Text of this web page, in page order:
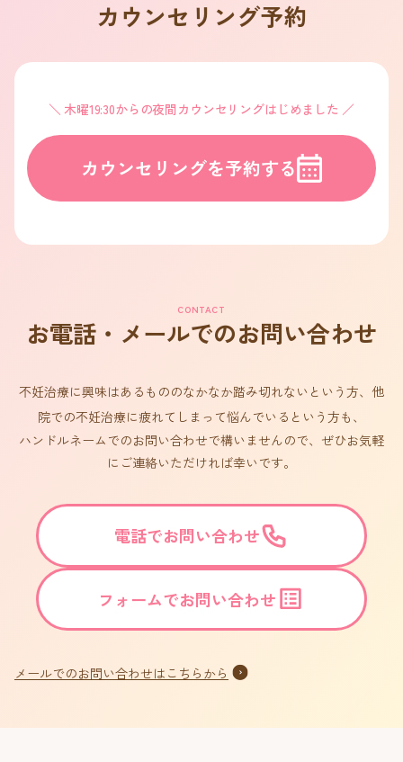
カウンセリング予約
木曜19:30からの夜間カウンセリングはじめました
カウンセリングを予約する
CONTACT
お電話・メールでのお問い合わせ
不妊治療に興味はあるもののなかなか踏み切れないという方、他
院での不妊治療に疲れてしまって悩んでいるという方も、
ハンドルネームでのお問い合わせで構いませんので、ぜひお気軽
にご連絡いただければ幸いです。
電話でお問い合わせ
フォームでお問い合わせ
メールでのお問い合わせはこちらから